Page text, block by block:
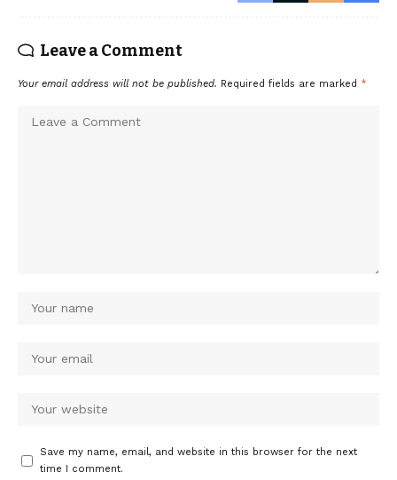
Leave a Comment
Your email address will not be published. Required fields are marked *
Save my name, email, and website in this browser for the next
time I comment.